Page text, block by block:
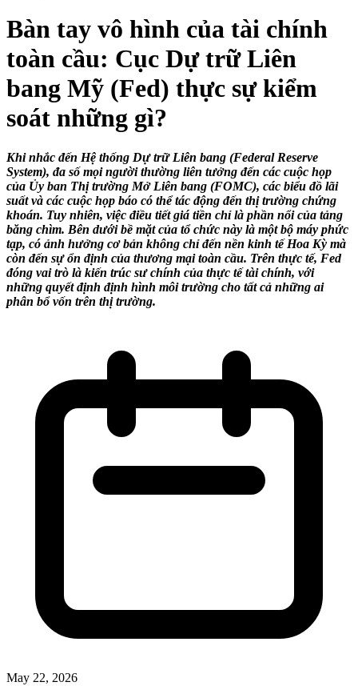
Bàn tay vô hình của tài chính
toàn cầu: Cục Dự trữ Liên
bang Mỹ (Fed) thực sự kiểm
soát những gì?
Khi nhắc đến Hệ thống Dự trữ Liên bang (Federal Reserve
System), đa số mọi người thường liên tưởng đến các cuộc họp
của Ủy ban Thị trường Mở Liên bang (FOMC), các biểu đồ lãi
suất và các cuộc họp báo có thể tác động đến thị trường chứng
khoán. Tuy nhiên, việc điều tiết giá tiền chỉ là phần nổi của tảng
băng chìm. Bên dưới bề mặt của tổ chức này là một bộ máy phức
tạp, có ảnh hưởng cơ bản không chỉ đến nền kinh tế Hoa Kỳ mà
còn đến sự ổn định của thương mại toàn cầu. Trên thực tế, Fed
đóng vai trò là kiến trúc sư chính của thực tế tài chính, với
những quyết định định hình môi trường cho tất cả những ai
phân bổ vốn trên thị trường.
May 22, 2026